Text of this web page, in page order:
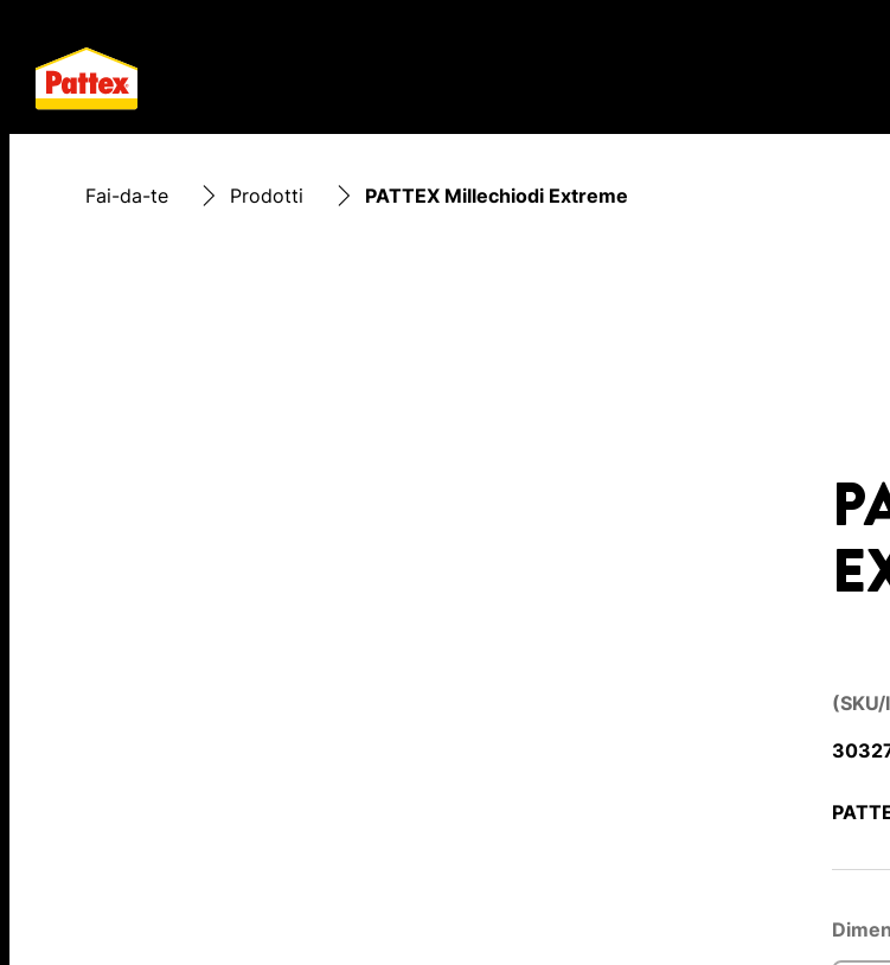
Fai-da-te Prodotti PATTEX Millechiodi Extreme
(SKU/